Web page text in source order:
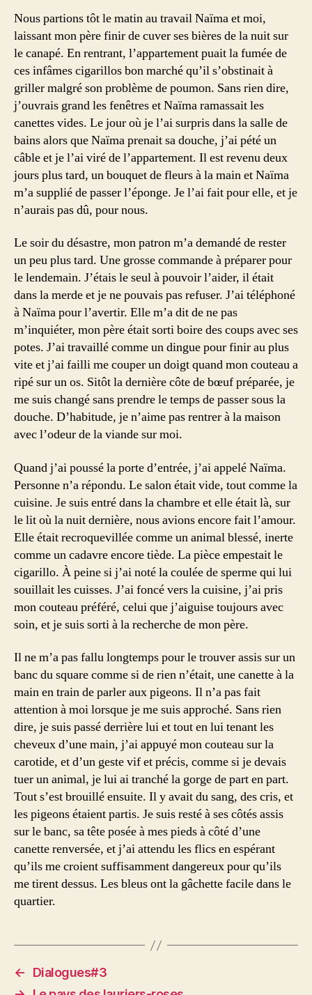
Nous partions tôt le matin au travail Naïma et moi,
laissant mon père finir de cuver ses bières de la nuit sur
le canapé. En rentrant, l’appartement puait la fumée de
ces infâmes cigarillos bon marché qu’il s’obstinait à
griller malgré son problème de poumon. Sans rien dire,
j’ouvrais grand les fenêtres et Naïma ramassait les
canettes vides. Le jour où je l’ai surpris dans la salle de
bains alors que Naïma prenait sa douche, j’ai pété un
câble et je l’ai viré de l’appartement. Il est revenu deux
jours plus tard, un bouquet de fleurs à la main et Naïma
m’a supplié de passer l’éponge. Je l’ai fait pour elle, et je
n’aurais pas dû, pour nous.
Le soir du désastre, mon patron m’a demandé de rester
un peu plus tard. Une grosse commande à préparer pour
le lendemain. J’étais le seul à pouvoir l’aider, il était
dans la merde et je ne pouvais pas refuser. J’ai téléphoné
à Naïma pour l’avertir. Elle m’a dit de ne pas
m’inquiéter, mon père était sorti boire des coups avec ses
potes. J’ai travaillé comme un dingue pour finir au plus
vite et j’ai failli me couper un doigt quand mon couteau a
ripé sur un os. Sitôt la dernière côte de bœuf préparée, je
me suis changé sans prendre le temps de passer sous la
douche. D’habitude, je n’aime pas rentrer à la maison
avec l’odeur de la viande sur moi.
Quand j’ai poussé la porte d’entrée, j’ai appelé Naïma.
Personne n’a répondu. Le salon était vide, tout comme la
cuisine. Je suis entré dans la chambre et elle était là, sur
le lit où la nuit dernière, nous avions encore fait l’amour.
Elle était recroquevillée comme un animal blessé, inerte
comme un cadavre encore tiède. La pièce empestait le
cigarillo. À peine si j’ai noté la coulée de sperme qui lui
souillait les cuisses. J’ai foncé vers la cuisine, j’ai pris
mon couteau préféré, celui que j’aiguise toujours avec
soin, et je suis sorti à la recherche de mon père.
Il ne m’a pas fallu longtemps pour le trouver assis sur un
banc du square comme si de rien n’était, une canette à la
main en train de parler aux pigeons. Il n’a pas fait
attention à moi lorsque je me suis approché. Sans rien
dire, je suis passé derrière lui et tout en lui tenant les
cheveux d’une main, j’ai appuyé mon couteau sur la
carotide, et d’un geste vif et précis, comme si je devais
tuer un animal, je lui ai tranché la gorge de part en part.
Tout s’est brouillé ensuite. Il y avait du sang, des cris, et
les pigeons étaient partis. Je suis resté à ses côtés assis
sur le banc, sa tête posée à mes pieds à côté d’une
canette renversée, et j’ai attendu les flics en espérant
qu’ils me croient suffisamment dangereux pour qu’ils
me tirent dessus. Les bleus ont la gâchette facile dans le
quartier.
←
Dialogues#3